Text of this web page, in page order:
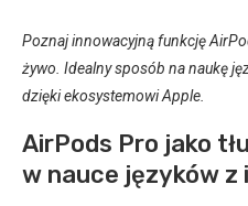
Poznaj innowacyjną funkcję
żywo. Idealny sposób na naukę
dzięki ekosystemowi Apple.
AirPods Pro jako
w nauce języków z